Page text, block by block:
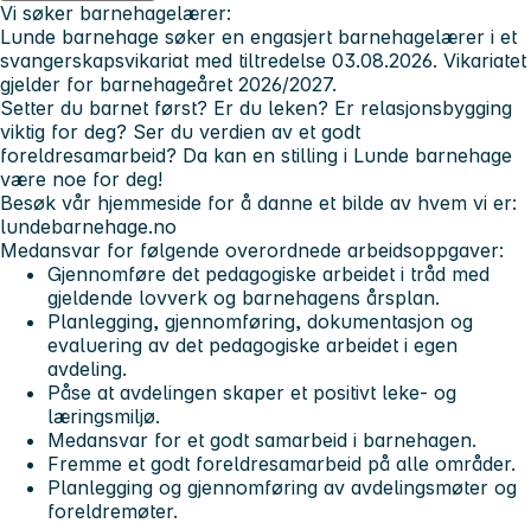
Vi søker barnehagelærer:
Lunde barnehage søker en engasjert barnehagelærer i et
svangerskapsvikariat med tiltredelse 03.08.2026. Vikariatet
gjelder for barnehageåret 2026/2027.
Setter du barnet først? Er du leken? Er relasjonsbygging
viktig for deg? Ser du verdien av et godt
foreldresamarbeid? Da kan en stilling i Lunde barnehage
være noe for deg!
Besøk vår hjemmeside for å danne et bilde av hvem vi er:
lundebarnehage.no
Medansvar for følgende overordnede arbeidsoppgaver:
Gjennomføre det pedagogiske arbeidet i tråd med
gjeldende lovverk og barnehagens årsplan.
Planlegging, gjennomføring, dokumentasjon og
evaluering av det pedagogiske arbeidet i egen
avdeling.
Påse at avdelingen skaper et positivt leke- og
læringsmiljø.
Medansvar for et godt samarbeid i barnehagen.
Fremme et godt foreldresamarbeid på alle områder.
Planlegging og gjennomføring av avdelingsmøter og
foreldremøter.